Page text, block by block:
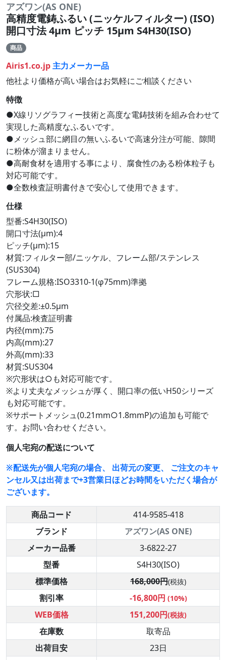
アズワン(AS ONE)
高精度電鋳ふるい (ニッケルフィルター) (ISO)
開口寸法 4μm ピッチ 15μm S4H30(ISO)
商品
Airis1.co.jp主力メーカー品
他社より価格が高い場合はお気軽にご相談ください
特徴
●X線リソグラフィー技術と高度な電鋳技術を組み合わせて
実現した高精度なふるいです。
●メッシュ部に網目の無いふるいで高速分注が可能、隙間
に粉体が溜まりません。
●高耐食材を適用する事により、腐食性のある粉体粒子も
対応可能です。
●全数検査証明書付きで安心して使用できます。
仕様
型番:S4H30(ISO)
開口寸法(μm):4
ピッチ(μm):15
材質:フィルター部/ニッケル、フレーム部/ステンレス
(SUS304)
フレーム規格:ISO3310-1(φ75mm)準拠
穴形状:□
穴径交差:±0.5μm
付属品:検査証明書
内径(mm):75
内高(mm):27
外高(mm):33
材質:SUS304
※穴形状は○も対応可能です。
※より丈夫なメッシュが厚く、開口率の低いH50シリーズ
も対応可能です。
※サポートメッシュ(0.21mm○1.8mmP)の追加も可能で
す。お問い合わせください。
個人宅宛の配送について
※配送先が個人宅宛の場合、 出荷元の変更、 ご注文のキャ
ンセル又は出荷まで+3営業日ほどお時間をいただく場合が
ございます。
商品コード
414-9585-418
ブランド
アズワン(AS ONE)
メーカー品番
3-6822-27
型番
S4H30(ISO)
標準価格
168,000円(税抜)
割引率 -16,800円 (10%)
WEB価格 151,200円(税抜)
在庫数
取寄品
出荷目安
23日